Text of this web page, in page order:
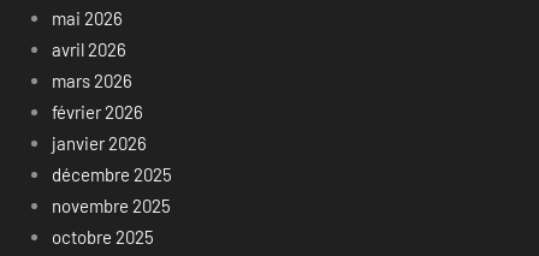
mai 2026
avril 2026
mars 2026
février 2026
janvier 2026
décembre 2025
novembre 2025
octobre 2025